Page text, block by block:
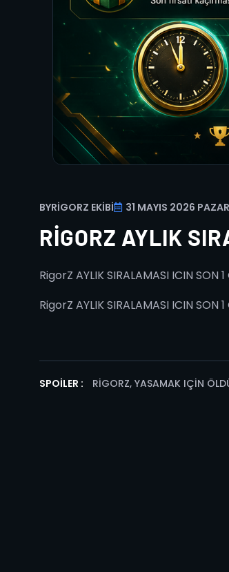
BYRIGORZ EKIBI 31 MAYIS 2026 PAZAR
RIGORZ AYLIK
RigorZ AYLIK SIRALAMASI ICIN SON
RigorZ AYLIK SIRALAMASI ICIN SON
SPOILER : RIGORZ, YASAMAK IÇIN